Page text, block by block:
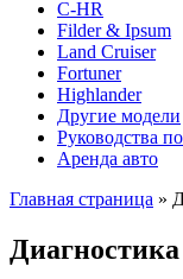
C-HR
Filder & Ipsum
Land Cruiser
Fortuner
Highlander
Другие модели
Руководства
Аренда авто
Главная страница »